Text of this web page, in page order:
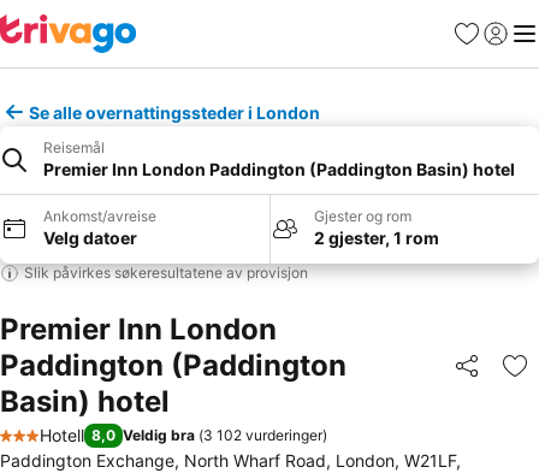
Favoritter
Logg
Se alle overnattingssteder i London
Reisemål
Premier Inn London Paddington (Paddington Basin) hotel
Ankomst/avreise
Velg datoer
Gjester og rom
2 gjester, 1 rom
Slik påvirkes søkeresultatene av provisjon
Premier Inn London
Paddington (Paddington
Basin) hotel
Del
3 Stjerner
Hotell 8,0 Veldig bra (3 102 vurderinger)
Paddington Exchange, North Wharf Road, London, W21LF,